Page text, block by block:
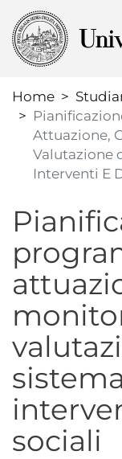
Home
Attuazione,
Valutazione
Interventi E
sociali